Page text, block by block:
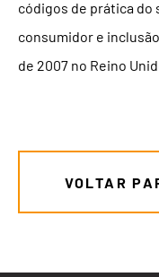
códigos de prática
consumidor e
de 2007 no Reino
VOLTAR